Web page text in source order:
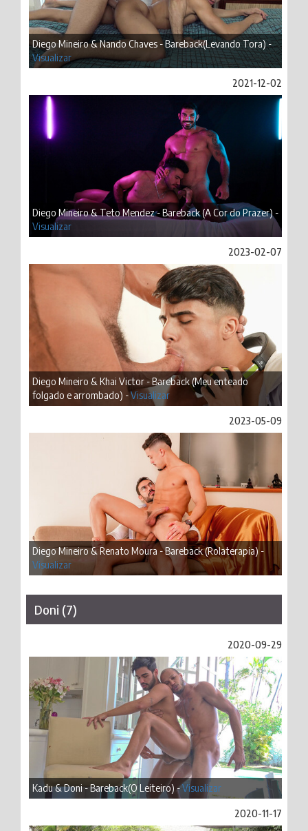
Diego Mineiro & Nando Chaves - Bareback(Levando Tora) -
Visualizar
2021-12-02
Diego Mineiro & Teto Mendez - Bareback (A Cor do Prazer) -
Visualizar
2023-02-07
Diego Mineiro & Khai Victor - Bareback (Meu enteado
folgado e arrombado) -Visualizar
2023-05-09
Diego Mineiro & Renato Moura - Bareback (Rolaterapia) -
Visualizar
Doni (7)
2020-09-29
Kadu & Doni - Bareback(O Leiteiro) -Visualizar
2020-11-17